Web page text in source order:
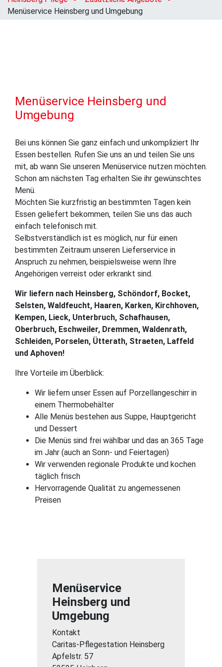
Menüservice Heinsberg und Umgebung
Menüservice Heinsberg und
Umgebung
Bei uns können Sie ganz einfach und unkompliziert Ihr
Essen bestellen. Rufen Sie uns an und teilen Sie uns
mit, ab wann Sie unseren Menüservice nutzen möchten.
Schon am nächsten Tag erhalten Sie ihr gewünschtes
Menü.
Möchten Sie kurzfristig an bestimmten Tagen kein
Essen geliefert bekommen, teilen Sie uns das auch
einfach telefonisch mit.
Selbstverständlich ist es möglich, nur für einen
bestimmten Zeitraum unseren Lieferservice in
Anspruch zu nehmen, beispielsweise wenn Ihre
Angehörigen verreist oder erkrankt sind.
Wir liefern nach Heinsberg, Schöndorf, Bocket,
Selsten, Waldfeucht, Haaren, Karken, Kirchhoven,
Kempen, Lieck, Unterbruch, Schafhausen,
Oberbruch, Eschweiler, Dremmen, Waldenrath,
Schleiden, Porselen, Ütterath, Straeten, Laffeld
und Aphoven!
Ihre Vorteile im Überblick:
Wir liefern unser Essen auf Porzellangeschirr in
einem Thermobehälter
Alle Menüs bestehen aus Suppe, Hauptgericht
und Dessert
Die Menüs sind frei wählbar und das an 365 Tage
im Jahr (auch an Sonn- und Feiertagen)
Wir verwenden regionale Produkte und kochen
täglich frisch
Hervorragende Qualität zu angemessenen
Preisen
Menüservice
Heinsberg und
Umgebung
Kontakt
Caritas-Pflegestation Heinsberg
Apfelstr. 57